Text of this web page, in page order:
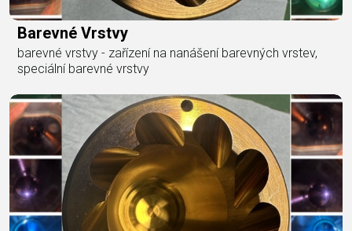
Barevné Vrstvy
barevné vrstvy - zařízení na nanášení barevných vrstev,
speciální barevné vrstvy